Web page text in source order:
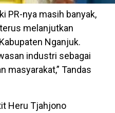
PR-nya masih banyak,
melanjutkan
Nganjuk.
industri sebagai
masyarakat,” Tandas
Heru Tjahjono